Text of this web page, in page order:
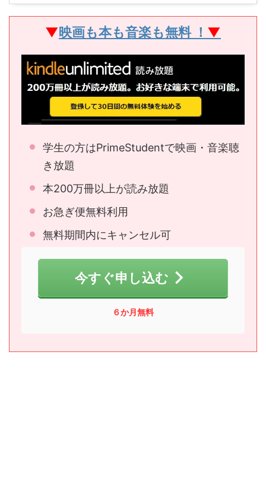
▼映画も本も音楽も無料 ！ ▼
学生の方はPrimeStudentで映画・音楽聴
き放題
本200万冊以上が読み放題
お急ぎ便無料利用
無料期間内にキャンセル可
今すぐ申し込む
６か月無料